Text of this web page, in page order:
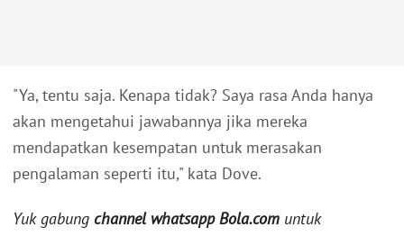
"Ya, tentu saja. Kenapa tidak? Saya rasa Anda hanya
akan mengetahui jawabannya jika mereka
mendapatkan kesempatan untuk merasakan
pengalaman seperti itu," kata Dove.
Yuk gabung channel whatsapp Bola.com untuk